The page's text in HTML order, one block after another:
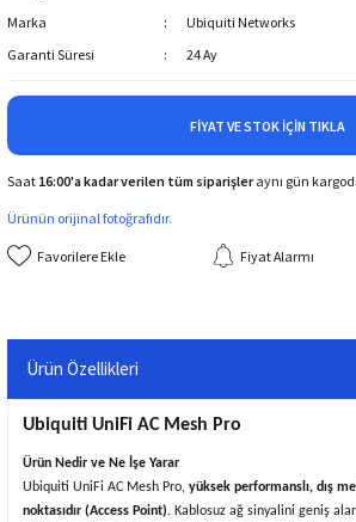
Marka
Ubiquiti Networks
Garanti Süresi
24 Ay
FIYAT VE STOK İÇIN TIKLA
Saat 16:00'a kadar verilen tüm siparişleraynı gün
Ürünün orijinal fotoğrafıdır.
Fiyat Alarmı
Ürün Özellikleri
Ubiquiti UniFi AC Mesh Pro
Ürün Nedir ve Ne İşe Yarar
Ubiquiti UniFi AC Mesh Pro, yüksek performanslı, dış
noktasıdır (Access Point). Kablosuz ağ sinyalini geniş